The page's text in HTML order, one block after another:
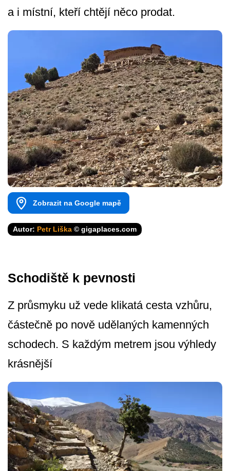
a i místní, kteří chtějí něco prodat.
Zobrazit na Google mapě
Autor: Petr Liška © gigaplaces.com
Schodiště k pevnosti
Z průsmyku už vede klikatá cesta vzhůru,
částečně po nově udělaných kamenných
schodech. S každým metrem jsou výhledy
krásnější